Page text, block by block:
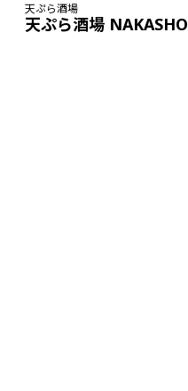
天ぷら酒場
天ぷら酒場 NAKASHO